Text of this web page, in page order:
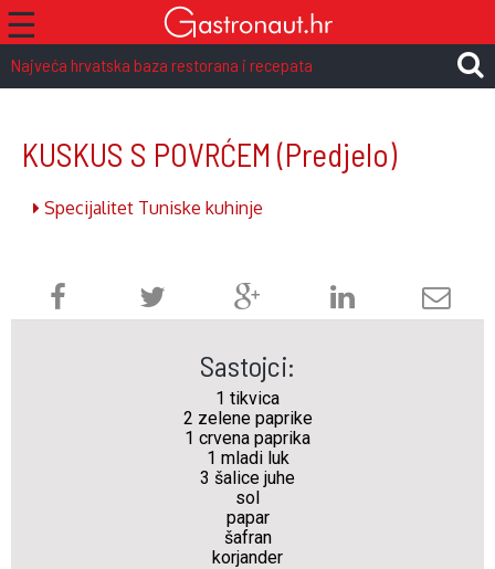
☰
Najveća hrvatska baza restorana i recepata
KUSKUS S POVRĆEM (Predjelo)
Specijalitet Tuniske kuhinje
Sastojci:
1 tikvica
2 zelene paprike
1 crvena paprika
1 mladi luk
3 šalice juhe
sol
papar
šafran
korjander